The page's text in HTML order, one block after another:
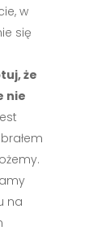
w
się
że
nie
na